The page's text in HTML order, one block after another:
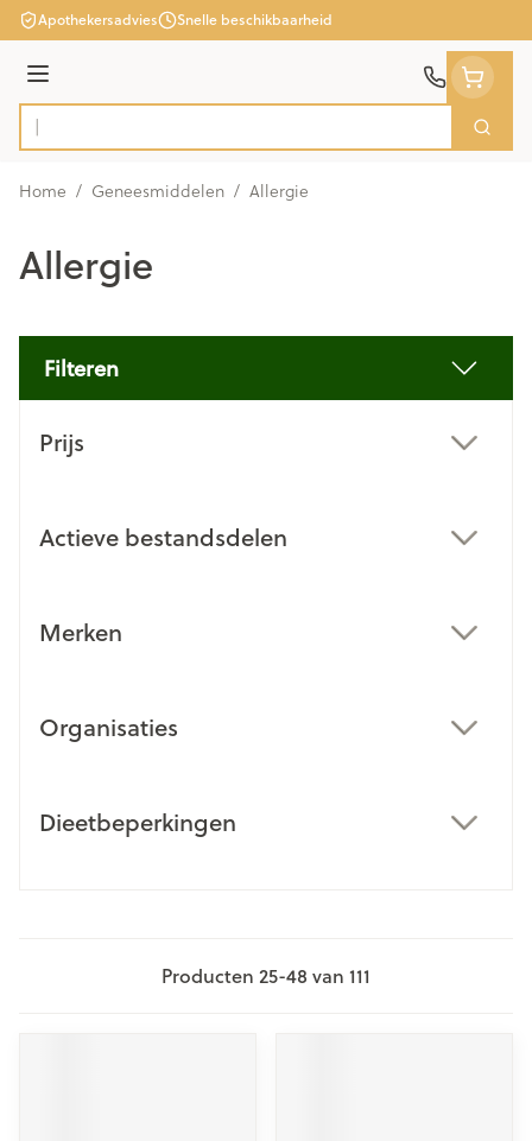
Ga naar de inhoud
Apothekersadvies Snelle beschikbaarheid
Menu
Product, merk, categorie... Zoek
Home / Geneesmiddelen / Allergie
Allergie
Filteren
Prijs
Actieve bestandsdelen
Merken
Organisaties
Dieetbeperkingen
Producten 25-48 van 111